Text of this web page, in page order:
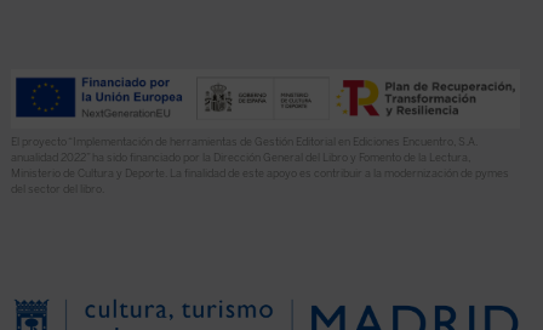
El proyecto “Implementación de herramientas de Gestión Editorial en Ediciones Encuentro, S.A.
anualidad 2022” ha sido financiado por la Dirección General del Libro y Fomento de la Lectura,
Ministerio de Cultura y Deporte. La finalidad de este apoyo es contribuir a la modernización de pymes
del sector del libro.